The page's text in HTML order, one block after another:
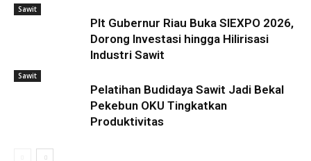
Sawit
Plt Gubernur Riau Buka SIEXPO 2026,
Dorong Investasi hingga Hilirisasi
Industri Sawit
Sawit
Pelatihan Budidaya Sawit Jadi Bekal
Pekebun OKU Tingkatkan
Produktivitas